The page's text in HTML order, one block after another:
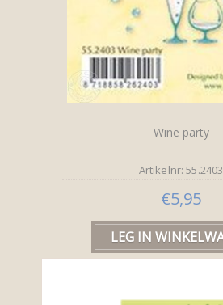
Wine party
Artikelnr: 55.2403
€5,95